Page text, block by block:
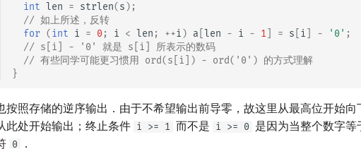
int len = strlen(s);
// 如上所述，反转
for (int i = 0; i < len ; ++i) a len - i - 1 = s i - '0' ;
// s[i] - '0' 就是 s[i] 所表示的数码
// 有些同学可能更习惯用 ord(s[i]) - ord('0') 的方式理解
}
按照存储的逆序输出．由于不希望输出前导零，故这里从最高位开始向
此处开始输出；终止条件 i >= 1 而不是 i >= 0 是因为当整个数字等
0 ．